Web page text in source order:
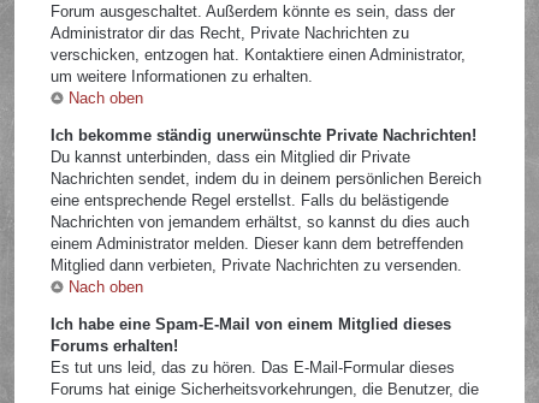
Forum ausgeschaltet. Außerdem könnte es sein, dass der
Administrator dir das Recht, Private Nachrichten zu
verschicken, entzogen hat. Kontaktiere einen Administrator,
um weitere Informationen zu erhalten.
Nach oben
Ich bekomme ständig unerwünschte Private Nachrichten!
Du kannst unterbinden, dass ein Mitglied dir Private
Nachrichten sendet, indem du in deinem persönlichen Bereich
eine entsprechende Regel erstellst. Falls du belästigende
Nachrichten von jemandem erhältst, so kannst du dies auch
einem Administrator melden. Dieser kann dem betreffenden
Mitglied dann verbieten, Private Nachrichten zu versenden.
Nach oben
Ich habe eine Spam-E-Mail von einem Mitglied dieses
Forums erhalten!
Es tut uns leid, das zu hören. Das E-Mail-Formular dieses
Forums hat einige Sicherheitsvorkehrungen, die Benutzer, die